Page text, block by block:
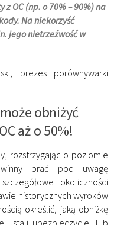
OC (np. o 70% – 90%) na
Na niekorzyść
jego nietrzeźwość w
prezes porównywarki
obniżyć
aż o 50%!
rozstrzygając o poziomie
brać pod uwagę
okoliczności
historycznych wyroków
określić, jaką obniżkę